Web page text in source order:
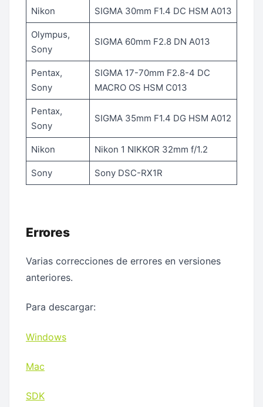
Nikon SIGMA 30mm F1.4 DC HSM A013
Olympus,
Sony
SIGMA 60mm F2.8 DN A013
Pentax,
Sony
SIGMA 17-70mm F2.8-4 DC
MACRO OS HSM C013
Pentax,
Sony
SIGMA 35mm F1.4 DG HSM A012
Nikon Nikon 1 NIKKOR 32mm f/1.2
Sony Sony DSC-RX1R
Errores
Varias correcciones de errores en versiones
anteriores.
Para descargar:
Windows
Mac
SDK